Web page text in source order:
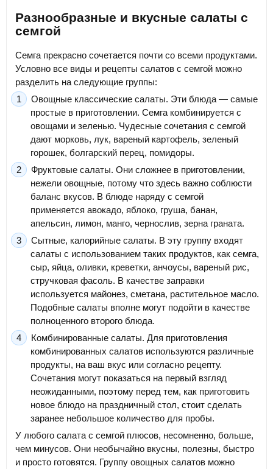
Разнообразные и вкусные салаты с
семгой
Семга прекрасно сочетается почти со всеми продуктами.
Условно все виды и рецепты салатов с семгой можно
разделить на следующие группы:
Овощные классические салаты. Эти блюда — самые
простые в приготовлении. Семга комбинируется с
овощами и зеленью. Чудесные сочетания с семгой
дают морковь, лук, вареный картофель, зеленый
горошек, болгарский перец, помидоры.
Фруктовые салаты. Они сложнее в приготовлении,
нежели овощные, потому что здесь важно соблюсти
баланс вкусов. В блюде наряду с семгой
применяется авокадо, яблоко, груша, банан,
апельсин, лимон, манго, чернослив, зерна граната.
Сытные, калорийные салаты. В эту группу входят
салаты с использованием таких продуктов, как семга,
сыр, яйца, оливки, креветки, анчоусы, вареный рис,
стручковая фасоль. В качестве заправки
используется майонез, сметана, растительное масло.
Подобные салаты вполне могут подойти в качестве
полноценного второго блюда.
Комбинированные салаты. Для приготовления
комбинированных салатов используются различные
продукты, на ваш вкус или согласно рецепту.
Сочетания могут показаться на первый взгляд
неожиданными, поэтому перед тем, как приготовить
новое блюдо на праздничный стол, стоит сделать
заранее небольшое количество для пробы.
У любого салата с семгой плюсов, несомненно, больше,
чем минусов. Они необычайно вкусны, полезны, быстро
и просто готовятся. Группу овощных салатов можно